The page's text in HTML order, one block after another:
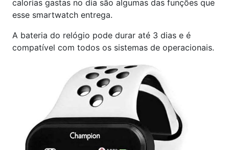
calorias gastas no dia são algumas das funções que
esse smartwatch entrega.
A bateria do relógio pode durar até 3 dias e é
compatível com todos os sistemas de operacionais.